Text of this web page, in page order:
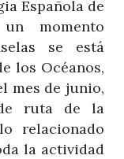
Española de
momento
se está
los Océanos,
mes de junio,
ruta de la
relacionado
la actividad